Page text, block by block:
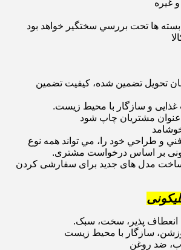
غیره
تحویل تضمین شده، کیفیت تضمین
بر اساس درخواست مشتری.
مدل های جدید برای سفارشی کردن